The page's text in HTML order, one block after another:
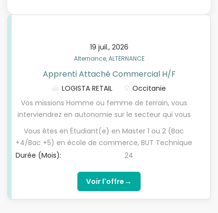
19 juil., 2026
Alternance, ALTERNANCE
Apprenti Attaché Commercial H/F
LOGISTA RETAIL
Occitanie
Vos missions Homme ou femme de terrain, vous
interviendrez en autonomie sur le secteur qui vous
sera confié. Accompagné(e) dans votre montée
en compétences, vous interviendrez sur le terrain
et gagnerez progressivement en autonomie sur
votre secteur, en contribuant au développement
du chiffre d'affaires, de la marge et des parts de
marché Vos responsabilités - Participer aux actions
Vous êtes en Étudiant(e) en Master 1 ou 2 (Bac
+4/Bac +5) en école de commerce, BUT Technique
de commercialisation, Vous êtes doté d'un
sur le long terme.
Durée (Mois): 24
Voir l'offre →